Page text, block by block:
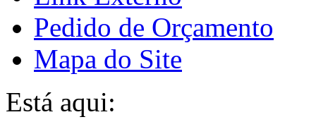
Pedido de Orçamento
Mapa do Site
Está aqui: